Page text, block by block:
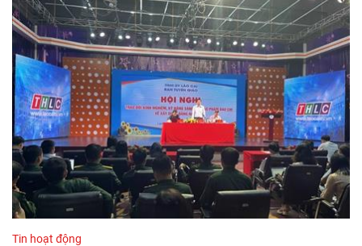
Tin hoạt động